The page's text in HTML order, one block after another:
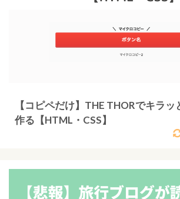
【コピペだけ】THE THORでキラ
作る【HTML・CSS】